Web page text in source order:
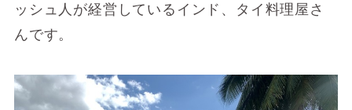
ッシュ人が経営しているインド、タイ料理屋さ
んです。